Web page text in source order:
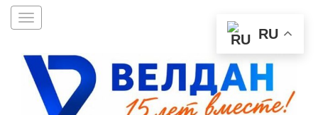
Toggle
navigation
RU